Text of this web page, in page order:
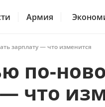
Армия
зарплату — что изменится
по-
что